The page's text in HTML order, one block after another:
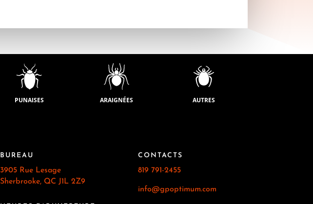
PUNAISES ARAIGNÉES AUTRES
BUREAU
3905 Rue Lesage
Sherbrooke, QC J1L 2Z9
CONTACTS
819 791-2455
info@gpoptimum.com